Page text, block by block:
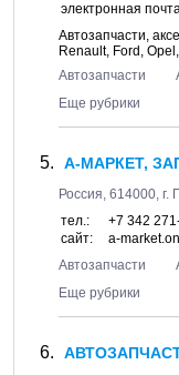
электронная
Автозапчасти,
Renault, Ford,
Автозапчасти
Еще рубрики
А-МАРКЕТ,
Россия, 614000, г.
тел.:
+7 342
сайт:
a-
Автозапчасти
Еще рубрики